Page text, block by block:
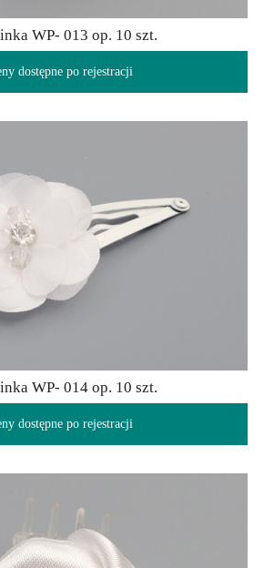
WP- 013 op. 10 szt.
dostępne po rejestracji
WP- 014 op. 10 szt.
dostępne po rejestracji